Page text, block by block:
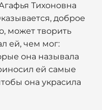
Тихоновна
доброе
может творить
ей, чем мог:
она называла
ей самые
она украсила